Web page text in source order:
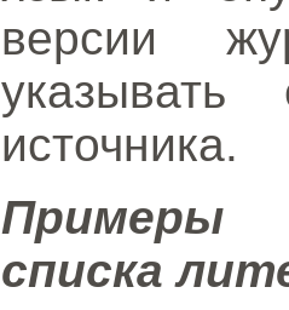
версии
указывать
источника.
Примеры
списка